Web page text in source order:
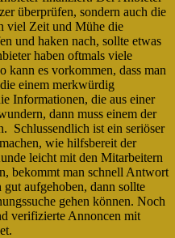
überprüfen, sondern auch die
viel Zeit und Mühe die
und haken nach, sollte etwas
haben oftmals viele
kann es vorkommen, dass man
einem merkwürdig
Informationen, die aus einer
dann muss einem der
Schlussendlich ist ein seriöser
wie hilfsbereit der
leicht mit den Mitarbeitern
bekommt man schnell Antwort
aufgehoben, dann sollte
gehen können. Noch
verifizierte Annoncen mit